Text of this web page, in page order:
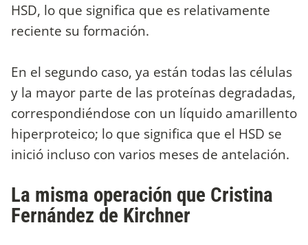
HSD, lo que significa que es relativamente
reciente su formación.
En el segundo caso, ya están todas las células
y la mayor parte de las proteínas degradadas,
correspondiéndose con un líquido amarillento
hiperproteico; lo que significa que el HSD se
inició incluso con varios meses de antelación.
La misma operación que Cristina
Fernández de Kirchner